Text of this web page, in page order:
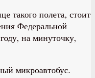
такого полета, стоит
Федеральной
на минуточку,
микроавтобус.